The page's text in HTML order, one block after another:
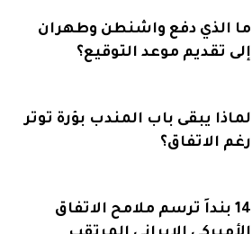
ما الذي دفع واشنطن وطهران
إلى تقديم موعد التوقيع؟
لماذا يبقى باب المندب بؤرة توتر
رغم الاتفاق؟
14 بنداً ترسم ملامح الاتفاق